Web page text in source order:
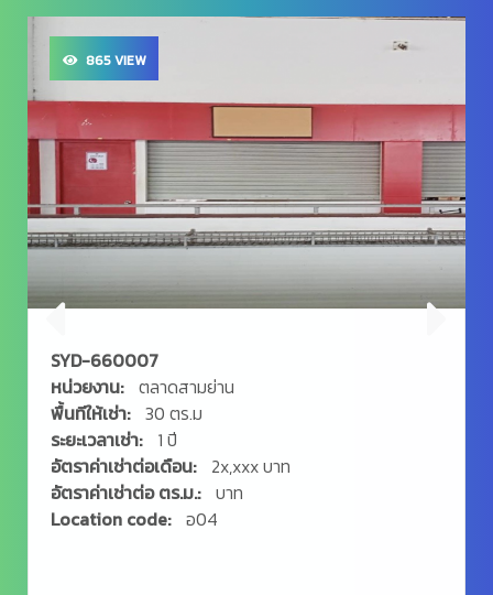
865 VIEW
SYD-660007
หน่วยงาน: ตลาดสามย่าน
พื้นทีให้เช่า: 30 ตร.ม
ระยะเวลาเช่า:
1 ปี
อัตราค่าเช่าต่อเดือน:
2x,xxx บาท
อัตราค่าเช่าต่อ ตร.ม.: บาท
Location code: อ04